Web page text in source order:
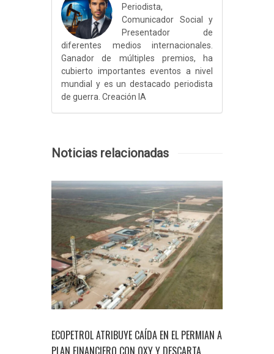
Periodista,
Comunicador Social y
Presentador de
diferentes medios internacionales.
Ganador de múltiples premios, ha
cubierto importantes eventos a nivel
mundial y es un destacado periodista
de guerra. Creación IA
Noticias relacionadas
ECOPETROL ATRIBUYE CAÍDA EN EL PERMIAN A
PLAN FINANCIERO CON OXY Y DESCARTA